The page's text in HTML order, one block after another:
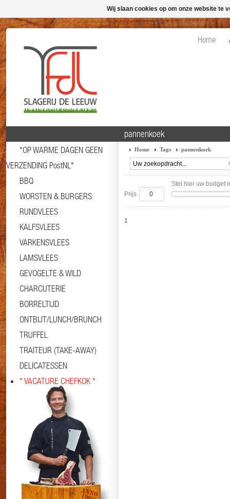
Home
*OP WARME DAGEN GEEN
VERZENDING PostNL*
BBQ
WORSTEN & BURGERS
RUNDVLEES
KALFSVLEES
VARKENSVLEES
LAMSVLEES
GEVOGELTE & WILD
CHARCUTERIE
BORRELTIJD
ONTBIJT/LUNCH/BRUNCH
TRUFFEL
TRAITEUR (TAKE-AWAY)
DELICATESSEN
* VACATURE CHEFKOK *
pannenkoek
Home Tags pannenkoek
Stel hier uw budget
Prijs
1
Wij slaan cookies op om onze website te